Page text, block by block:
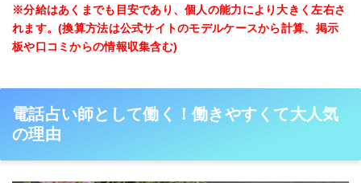
※分給はあくまでも目安であり、個人の能力により大きく左右さ
れます。(換算方法は公式サイトのモデルケースから計算、掲示
板や口コミからの情報収集含む)
電話占い師として働く！働きやすくて大人気
の理由